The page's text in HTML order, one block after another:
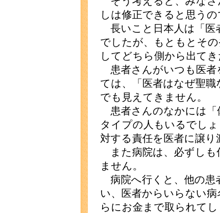
しは修正できると思う
長いこと日本人は「医
でしたが、もともとそ
してどちら側から出て
患者さんがいつも医者
ては、「医者はなぜ聖
でも見えてきません。
患者さんのなかには「
タイプの人もいるでし
対する責任を医者に譲
また病院は、必ずしも
ません。
病院へ行くと、他の患
い、医者からいらない
らにお金まで取られて